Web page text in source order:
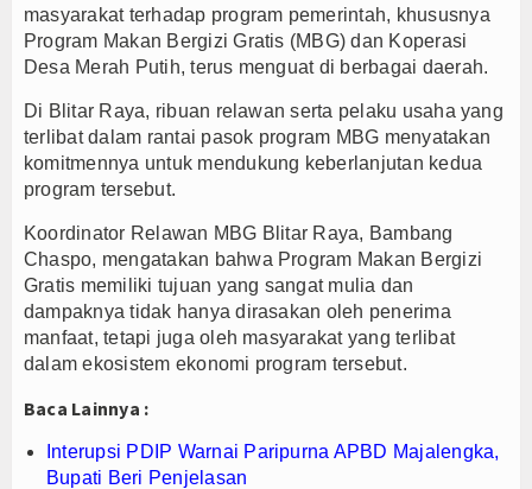
masyarakat terhadap program pemerintah, khususnya
Program Makan Bergizi Gratis (MBG) dan Koperasi
Desa Merah Putih, terus menguat di berbagai daerah.
Di Blitar Raya, ribuan relawan serta pelaku usaha yang
terlibat dalam rantai pasok program MBG menyatakan
komitmennya untuk mendukung keberlanjutan kedua
program tersebut.
Koordinator Relawan MBG Blitar Raya, Bambang
Chaspo, mengatakan bahwa Program Makan Bergizi
Gratis memiliki tujuan yang sangat mulia dan
dampaknya tidak hanya dirasakan oleh penerima
manfaat, tetapi juga oleh masyarakat yang terlibat
dalam ekosistem ekonomi program tersebut.
Baca Lainnya :
Interupsi PDIP Warnai Paripurna APBD Majalengka,
Bupati Beri Penjelasan